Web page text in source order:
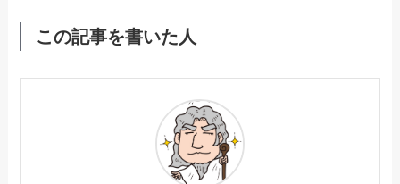
この記事を書いた人